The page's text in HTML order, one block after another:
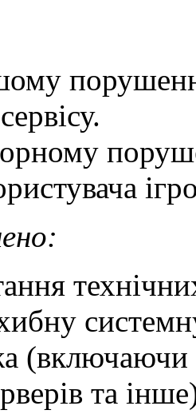
(включаючи
та